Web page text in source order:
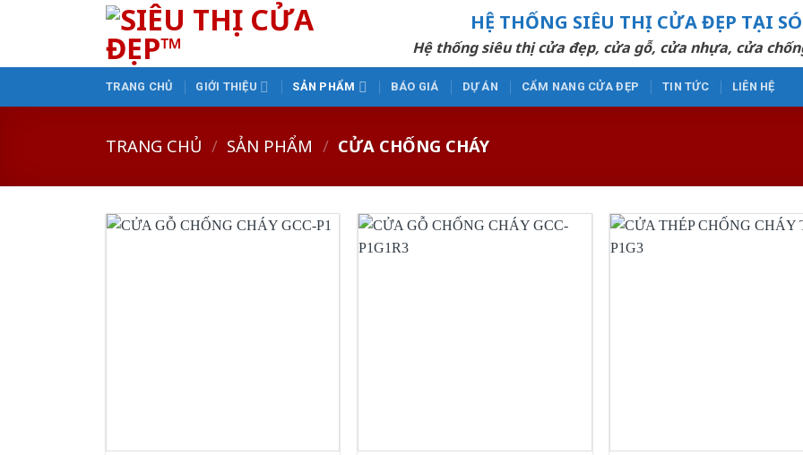
HỆ THỐNG SIÊU THỊ CỬA ĐẸP TẠI
Hệ thống siêu thị cửa đẹp, cửa gỗ, cửa nhựa, cửa
TRANG CHỦ GIỚI THIỆU SẢN PHẨM BÁO GIÁ DỰ ÁN CẨM NANG CỬA ĐẸP TIN TỨC LIÊN HỆ
TRANG CHỦ / SẢN PHẨM / CỬA CHỐNG CHÁY